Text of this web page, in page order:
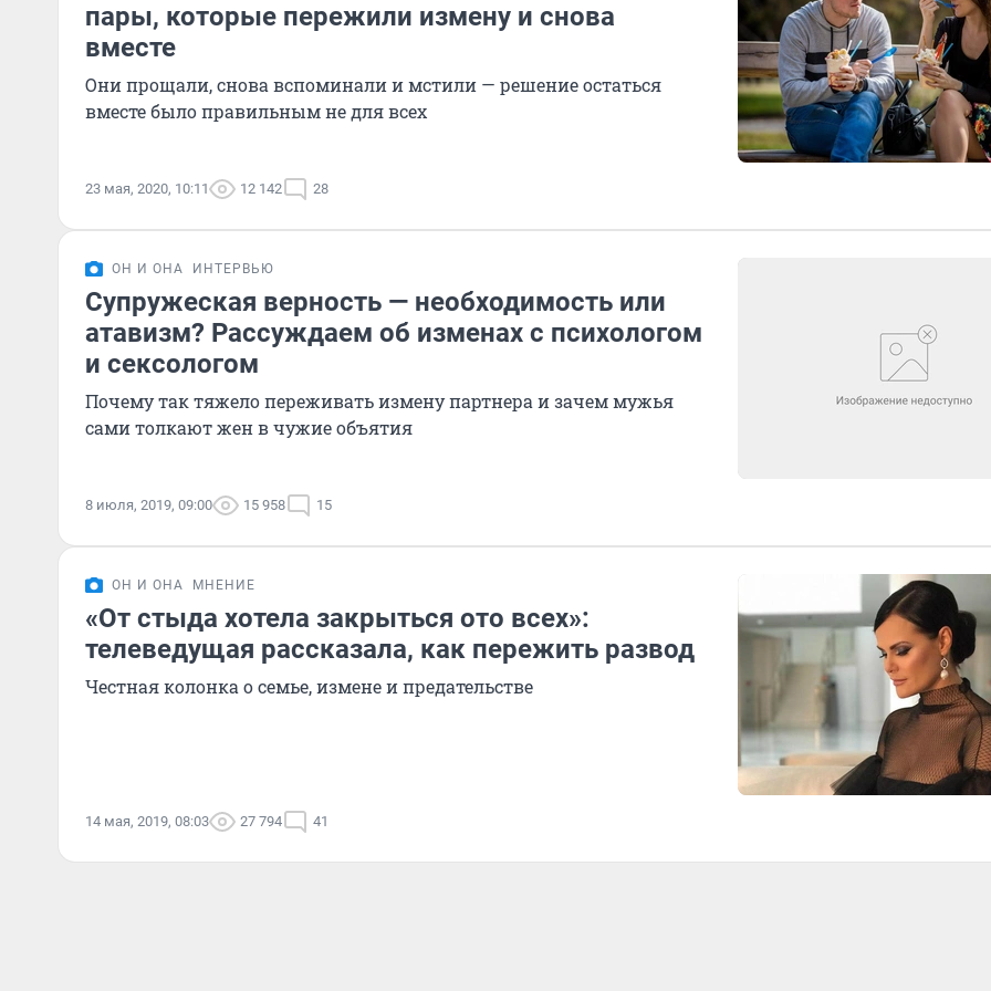
пары, которые пережили измену и снова
вместе
Они прощали, снова вспоминали и мстили — решение остаться
вместе было правильным не для всех
23 мая, 2020, 10:11 12 142 28
ОН И ОНА ИНТЕРВЬЮ
Супружеская верность — необходимость или
атавизм? Рассуждаем об изменах с психологом
и сексологом
Почему так тяжело переживать измену партнера и зачем мужья
сами толкают жен в чужие объятия
8 июля, 2019, 09:00 15 958 15
ОН И ОНА МНЕНИЕ
«От стыда хотела закрыться ото всех»:
телеведущая рассказала, как пережить развод
Честная колонка о семье, измене и предательстве
14 мая, 2019, 08:03 27 794 41